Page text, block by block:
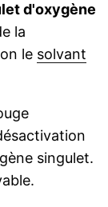
d'oxygène
la
le solvant
singulet.